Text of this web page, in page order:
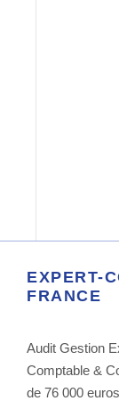
EXPERT-
FRANCE
Audit Gestion
Comptable &
de 76 000